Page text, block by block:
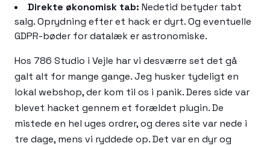
Direkte økonomisk tab: Nedetid betyder tabt
salg. Oprydning efter et hack er dyrt. Og eventuelle
GDPR-bøder for datalæk er astronomiske.
Hos 786 Studio i Vejle har vi desværre set det gå
galt alt for mange gange. Jeg husker tydeligt en
lokal webshop, der kom til os i panik. Deres side var
blevet hacket gennem et forældet plugin. De
mistede en hel uges ordrer, og deres site var nede i
tre dage, mens vi ryddede op. Det var en dyr og